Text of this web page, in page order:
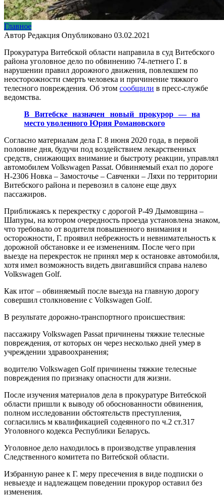
Главное
Автор Редакция Опубликовано 03.02.2021
Прокуратура Витебской области направила в суд Витебского
района уголовное дело по обвинению 74-летнего Г. в
нарушении правил дорожного движения, повлекшем по
неосторожности смерть человека и причинение тяжкого
телесного повреждения. Об этом сообщили в пресс-службе
ведомства.
В Витебске назначен новый прокурор — на
место уволенного Юрия Романовского
Согласно материалам дела Г. 8 июня 2020 года, в первой
половине дня, будучи под воздействием лекарственных
средств, снижающих внимание и быстроту реакции, управлял
автомобилем Volkswagen Passat. Обвиняемый ехал по дороге
Н-2306 Новка – Замосточье – Савченки – Ляхи по территории
Витебского района и перевозил в салоне еще двух
пассажиров.
Приближаясь к перекрестку с дорогой Р-49 Дымовщина –
Шапуры, на котором очередность проезда установлена знаком,
что требовало от водителя повышенного внимания и
осторожности, Г. проявил небрежность и невнимательность к
дорожной обстановке и ее изменениям. После чего при
выезде на перекресток не принял мер к остановке автомобиля,
хотя имел возможность видеть двигавшийся справа налево
Volkswagen Golf.
Как итог – обвиняемый после выезда на главную дорогу
совершил столкновение с Volkswagen Golf.
В результате дорожно-транспортного происшествия:
пассажиру Volkswagen Passat причинены тяжкие телесные
повреждения, от которых он через несколько дней умер в
учреждении здравоохранения;
водителю Volkswagen Golf причинены тяжкие телесные
повреждения по признаку опасности для жизни.
После изучения материалов дела в прокуратуре Витебской
области пришли к выводу об обоснованности обвинения,
полном исследовании обстоятельств преступления,
согласились м квалификацией содеянного по ч.2 ст.317
Уголовного кодекса Республики Беларусь.
Уголовное дело находилось в производстве управления
Следственного комитета по Витебской области.
Избранную ранее к Г. меру пресечения в виде подписки о
невыезде и надлежащем поведении прокурор оставил без
изменения.